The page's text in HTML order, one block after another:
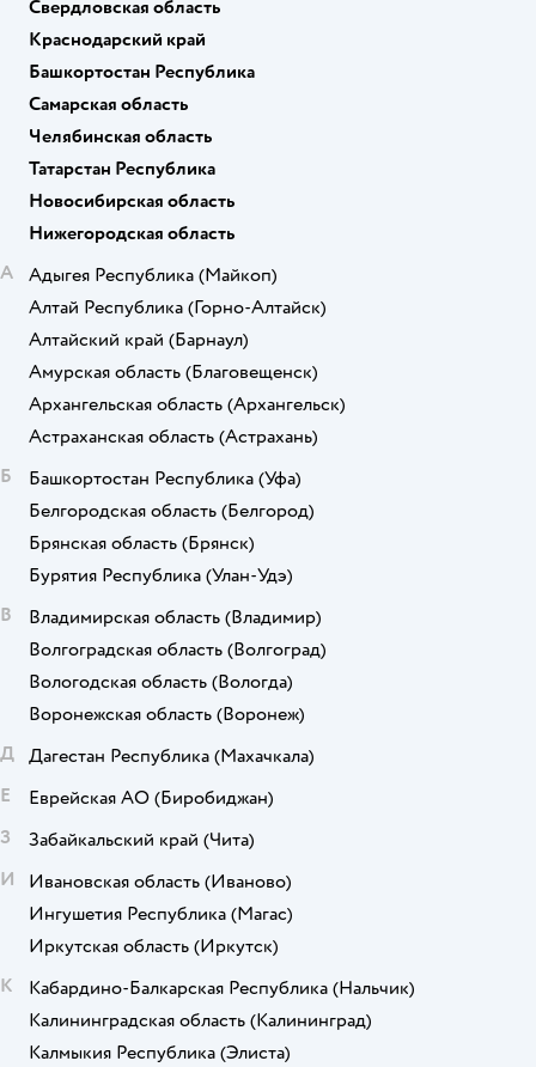
Свердловская область
Краснодарский край
Башкортостан Республика
Самарская область
Челябинская область
Татарстан Республика
Новосибирская область
Нижегородская область
А
Адыгея Республика (Майкоп)
Алтай Республика (Горно-Алтайск)
Алтайский край (Барнаул)
Амурская область (Благовещенск)
Архангельская область (Архангельск)
Астраханская область (Астрахань)
Б
Башкортостан Республика (Уфа)
Белгородская область (Белгород)
Брянская область (Брянск)
Бурятия Республика (Улан-Удэ)
В
Владимирская область (Владимир)
Волгоградская область (Волгоград)
Вологодская область (Вологда)
Воронежская область (Воронеж)
Д Дагестан Республика (Махачкала)
Е
Еврейская АО (Биробиджан)
З
Забайкальский край (Чита)
И
Ивановская область (Иваново)
Ингушетия Республика (Магас)
Иркутская область (Иркутск)
К
Кабардино-Балкарская Республика (Нальчик)
Калининградская область (Калининград)
Калмыкия Республика (Элиста)